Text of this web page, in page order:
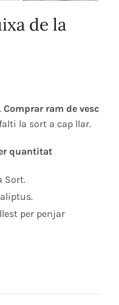
de la
Comprar ram de vesc
la sort a cap llar.
quantitat
Sort.
per penjar